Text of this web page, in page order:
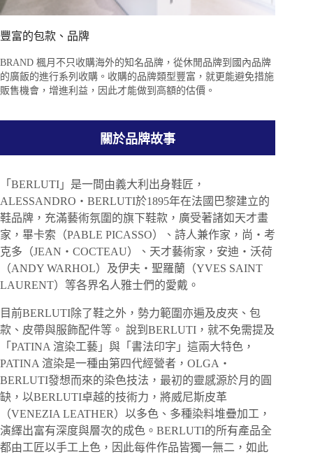
豐富的包款、品牌
BRAND 楓月不只收購海外的知名品牌，從休閒品牌到國內品牌
的廣飯的進行系列收購。收購的品牌類型豐富，就更能避免措施
販售機會，增進利益，因此才能做到高額的估價。
關於品牌故事
「BERLUTI」是一間由義大利出身鞋匠，
ALESSANDRO・BERLUTI於1895年在法國巴黎建立的
鞋品牌，充滿藝術氛圍的旗下鞋款，廣受著諸如天才畫
家，畢卡索（PABLE PICASSO）、詩人兼作家，尚・考
克多（JEAN・COCTEAU）、天才藝術家，安迪・沃荷
（ANDY WARHOL）及伊夫・聖羅蘭（YVES SAINT
LAURENT）等各界名人雅士們的愛戴。
目前BERLUTI除了鞋之外，勢力範圍亦遍及皮夾、包
款、皮帶與服飾配件等。 說到BERLUTI，就不免需提及
「PATINA 渲染工藝」與「書法印字」這兩大特色，
PATINA 渲染是一種由第四代經營者，OLGA・
BERLUTI發想而來的染色技法，最初的靈感源於月的圓
缺，以BERLUTI卓越的技術力，將威尼斯皮革
（VENEZIA LEATHER）以多色、多種染料堆疊加工，
演繹出富有深度與層次的成色。BERLUTI的所有產品全
都由工匠以手工上色，因此每件作品皆獨一無二，如此